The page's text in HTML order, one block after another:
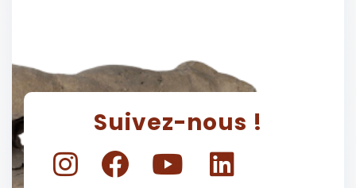
Suivez-nous !